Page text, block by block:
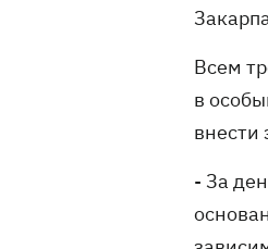
Всем
в
внести
- За